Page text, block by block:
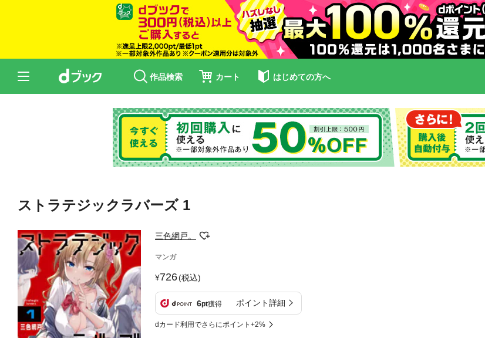
作品検索 カート はじめての方へ
ストラテジックラバーズ 1
三色網戸。
マンガ
726(税込)
6pt獲得 ポイント詳細
dカード利用でさらにポイント+2%